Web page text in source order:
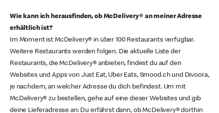
Wie kann ich herausfinden, ob McDelivery® an meiner Adresse
erhältlich ist?
Im Moment ist McDelivery® in über 100 Restaurants verfügbar.
Weitere Restaurants werden folgen. Die aktuelle Liste der
Restaurants, die McDelivery® anbieten, findest du auf den
Websites und Apps von Just Eat, Uber Eats, Smood.ch und Divoora,
je nachdem, an welcher Adresse du dich befindest. Um mit
McDelivery® zu bestellen, gehe auf eine dieser Websites und gib
deine Lieferadresse an: Du erfährst dann, ob McDelivery® dorthin